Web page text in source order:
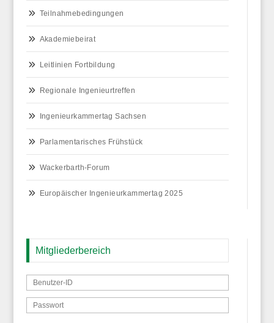
Teilnahmebedingungen
Akademiebeirat
Leitlinien Fortbildung
Regionale Ingenieurtreffen
Ingenieurkammertag Sachsen
Parlamentarisches Frühstück
Wackerbarth-Forum
Europäischer Ingenieurkammertag 2025
Mitgliederbereich